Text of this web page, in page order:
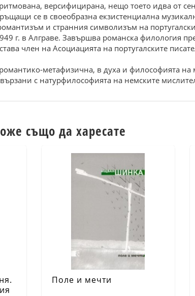
версифицирана, нещо тоето идва от
се в своеобразна екзистенциална
и странния символизъм на
г. в Алграве. Завършва романска филология
член на Асоциацията на португалските
метафизична, в духа и философията
с натурфилософията на немските
също да харесате
Поле и мечти